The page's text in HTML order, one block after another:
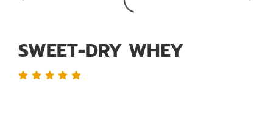
SWEET-DRY WHEY